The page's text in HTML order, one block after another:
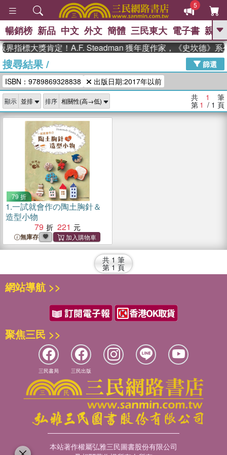
5
GO
高希均教授回憶錄
、 The Odyssey 、 父親節 、 如果歷
史是一群喵 、 暑期推薦
獎 臺灣漫遊錄 、 方念華 、 台灣的李
登輝時代
數學女孩：黎曼猜想 、
偉大的迷走神經
暢銷榜 新品 中文 外文 簡體 三民東大 電子書 親子
界指標大獎肯定！A.F. Steadman 獲年度作家，《史坎德》系
搜尋結果/
篩選
ISBN：9789869328838
出版日期:2017年以前
顯示 排序 共 1 筆
第 1 / 1 頁
79 折
1.一試就會作の陶土胸針＆
造型小物
79
221
無庫存
共 1 筆
第 1 頁
網站導航 >>
聚焦三民 >>
三民書局 三民出版
本站著作權屬弘雅三民圖書股份有限公司